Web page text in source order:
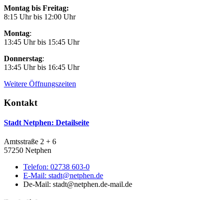
Montag bis Freitag:
8:15 Uhr bis 12:00 Uhr
Montag:
13:45 Uhr bis 15:45 Uhr
Donnerstag:
13:45 Uhr bis 16:45 Uhr
Weitere Öffnungszeiten
Kontakt
Stadt Netphen: Detailseite
Amtsstraße 2 + 6
57250 Netphen
Telefon: 02738 603-0
E-Mail: stadt@netphen.de
De-Mail: stadt@netphen.de-mail.de